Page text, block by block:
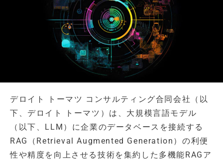
デロイト トーマツ コンサルティング合同会社（以
下、デロイト トーマツ）は、大規模言語モデル
（以下、LLM）に企業のデータベースを接続する
RAG（Retrieval Augmented Generation）の利便
性や精度を向上させる技術を集約した多機能RAGア